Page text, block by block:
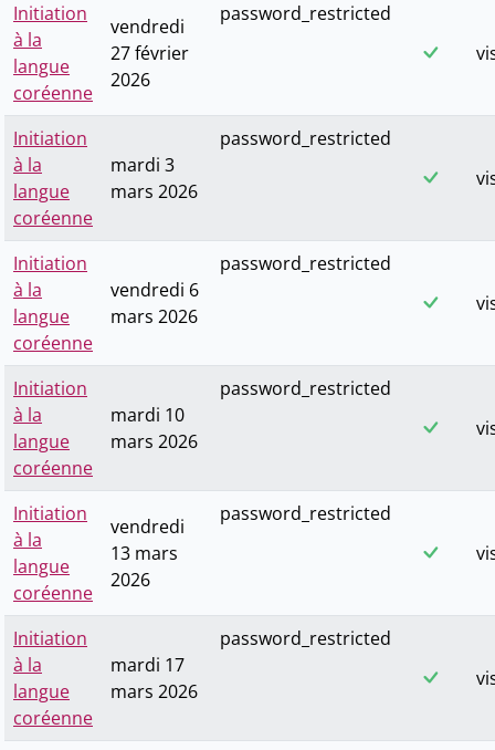
Initiation
à la
langue
coréenne
vendredi
27 février
2026
password_restricted
Initiation
à la
langue
coréenne
mardi 3
mars 2026
password_restricted
Initiation
à la
langue
coréenne
vendredi 6
mars 2026
password_restricted
Initiation
à la
langue
coréenne
mardi 10
mars 2026
password_restricted
Initiation
à la
langue
coréenne
vendredi
13 mars
2026
password_restricted
Initiation
à la
langue
coréenne
mardi 17
mars 2026
password_restricted